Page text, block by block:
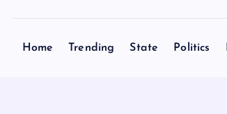
Home Trending State Politics